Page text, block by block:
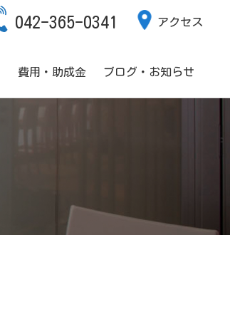
042-365-0341 アクセス
費用・助成金 ブログ・お知らせ